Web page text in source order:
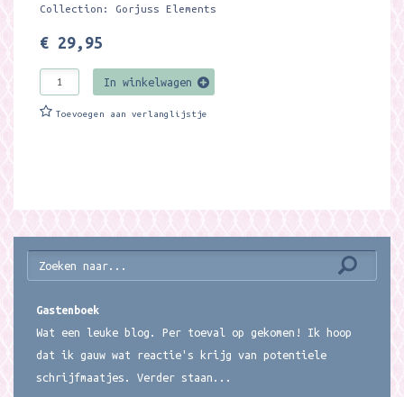
Collection: Gorjuss Elements
€ 29,95
In winkelwagen
Toevoegen aan verlanglijstje
Gastenboek
Wat een leuke blog. Per toeval op gekomen! Ik hoop
dat ik gauw wat reactie's krijg van potentiele
schrijfmaatjes. Verder staan...